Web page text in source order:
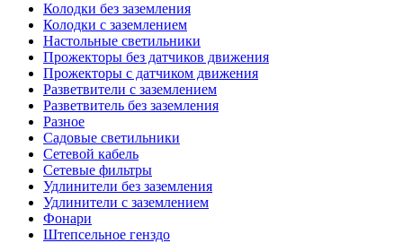
Колодки без заземления
Колодки с заземлением
Настольные светильники
Прожекторы без датчиков движения
Прожекторы с датчиком движения
Разветвители с заземлением
Разветвитель без заземления
Разное
Садовые светильники
Сетевой кабель
Сетевые фильтры
Удлинители без заземления
Удлинители с заземлением
Фонари
Штепсельное генздо